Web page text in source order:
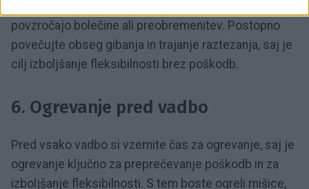
povzročajo bolečine ali preobremenitev. Postopno
povečujte obseg gibanja in trajanje raztezanja, saj je
cilj izboljšanje fleksibilnosti brez poškodb.
6. Ogrevanje pred vadbo
Pred vsako vadbo si vzemite čas za ogrevanje, saj je
ogrevanje ključno za preprečevanje poškodb in za
izboljšanje fleksibilnosti. S tem boste ogreli mišice,